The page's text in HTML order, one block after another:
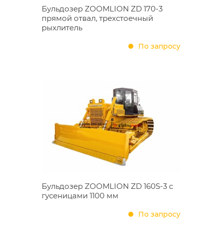
Бульдозер ZOOMLION ZD 170-3
прямой отвал, трехстоечный
рыхлитель
По запросу
Бульдозер ZOOMLION ZD 160S-3 с
гусеницами 1100 мм
По запросу